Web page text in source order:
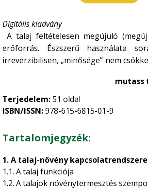
Digitális kiadvány
A talaj feltételesen megújuló
erőforrás. Észszerű használata
irreverzibilisen, „minősége” nem
és kivédhetetlenül. Megújulása
automatikusan, zavartalan
termékenységének fenntartása,
tudatos tevékenységet követel,
talajvédelem, agrotechnika és melioráció.
mutass
Terjedelem:51 oldal
ISBN/ISSN:978-615-6815-01-9
Tartalomjegyzék:
1. A talaj-növény
1.1. A talaj funkciója
1.2. A talajok növénytermesztés